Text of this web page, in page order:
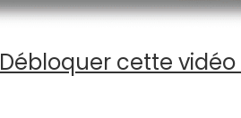
Débloquer cette